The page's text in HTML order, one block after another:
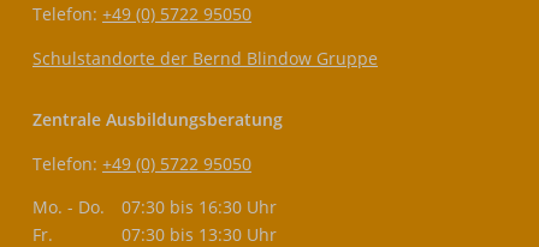
Telefon: +49 (0) 5722 95050
Schulstandorte der Bernd Blindow Gruppe
Zentrale Ausbildungsberatung
Telefon: +49 (0) 5722 95050
Mo. - Do.
07:30 bis 16:30 Uhr
Fr.
07:30 bis 13:30 Uhr